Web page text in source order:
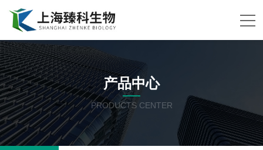
产品中心
PRODUCTS CENTER